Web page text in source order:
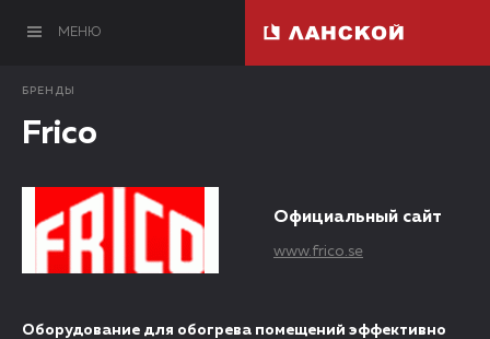
МЕНЮ
БРЕНДЫ
Frico
Официальный сайт
www.frico.se
Оборудование для обогрева помещений эффективно